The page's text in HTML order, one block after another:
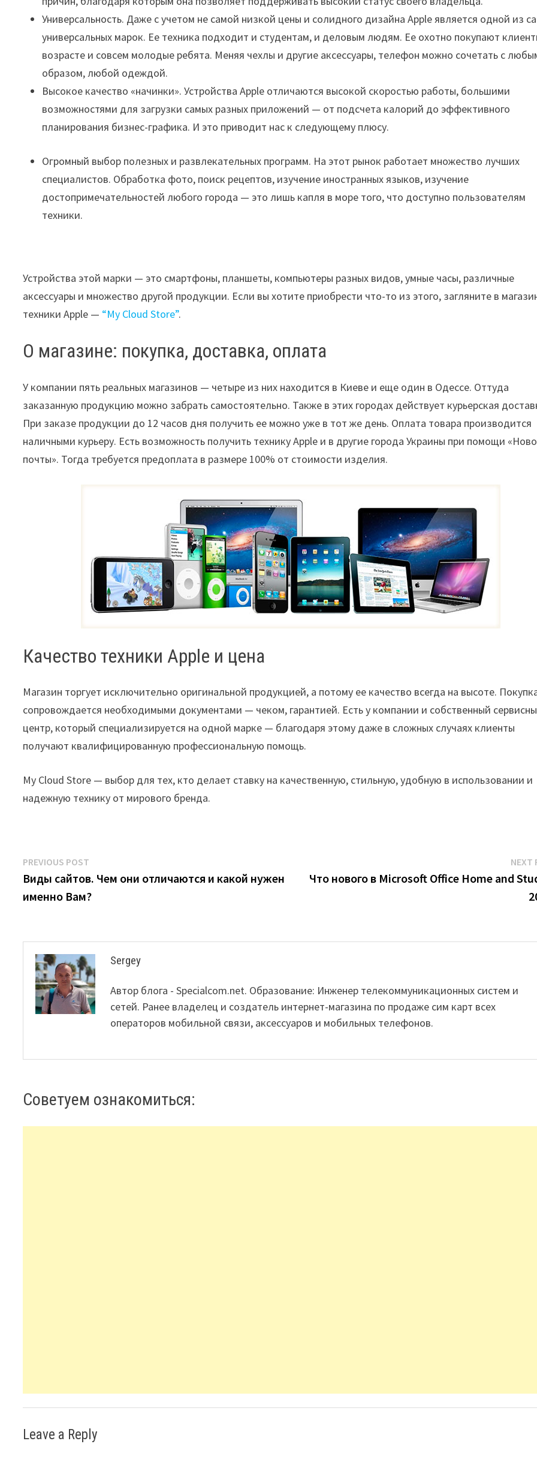
Универсальность. Даже с учетом не самой низкой цены и солидного дизайна Apple является одной из
универсальных марок. Ее техника подходит и студентам, и деловым людям. Ее охотно покупают
возрасте и совсем молодые ребята. Меняя чехлы и другие аксессуары, телефон можно сочетать с
образом, любой одеждой.
Высокое качество «начинки». Устройства Apple отличаются высокой скоростью работы, большими
возможностями для загрузки самых разных приложений — от подсчета калорий до эффективного
планирования бизнес-графика. И это приводит нас к следующему плюсу.
Огромный выбор полезных и развлекательных программ. На этот рынок работает множество лучших
специалистов. Обработка фото, поиск рецептов, изучение иностранных языков, изучение
достопримечательностей любого города — это лишь капля в море того, что доступно пользователям
техники.
Устройства этой марки — это смартфоны, планшеты, компьютеры разных видов, умные часы, различные
аксессуары и множество другой продукции. Если вы хотите приобрести что-то из этого, загляните в
техники Apple — “My Cloud Store”.
О магазине: покупка, доставка, оплата
У компании пять реальных магазинов — четыре из них находится в Киеве и еще один в Одессе. Оттуда
заказанную продукцию можно забрать самостоятельно. Также в этих городах действует курьерская
При заказе продукции до 12 часов дня получить ее можно уже в тот же день. Оплата товара производится
наличными курьеру. Есть возможность получить технику Apple и в другие города Украины при помощи
почты». Тогда требуется предоплата в размере 100% от стоимости изделия.
Качество техники Apple и цена
Магазин торгует исключительно оригинальной продукцией, а потому ее качество всегда на высоте.
сопровождается необходимыми документами — чеком, гарантией. Есть у компании и собственный
центр, который специализируется на одной марке — благодаря этому даже в сложных случаях клиенты
получают квалифицированную профессиональную помощь.
My Cloud Store — выбор для тех, кто делает ставку на качественную, стильную, удобную в использовании и
надежную технику от мирового бренда.
Post
navigation
PREVIOUS POST
post:
Виды сайтов. Чем они отличаются и какой нужен
именно Вам?
NEXT
Что нового в Microsoft Office Home and
Sergey
Автор блога - Specialcom.net. Образование: Инженер телекоммуникационных систем и
сетей. Ранее владелец и создатель интернет-магазина по продаже сим карт всех
операторов мобильной связи, аксессуаров и мобильных телефонов.
Советуем ознакомиться:
Leave a Reply